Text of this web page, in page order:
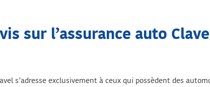
sur l’assurance auto
s’adresse exclusivement à ceux qui possèdent des